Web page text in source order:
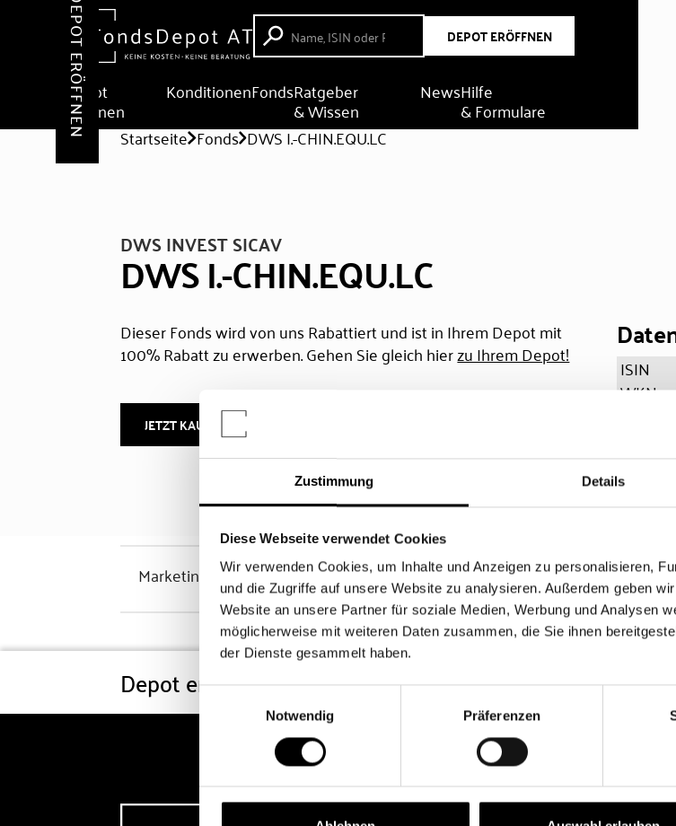
Zustimmung Details
Diese Webseite verwendet Cookies
Wir verwenden Cookies, um Inhalte und Anzeigen zu personalisieren,
und die Zugriffe auf unsere Website zu analysieren. Außerdem geben
Website an unsere Partner für soziale Medien, Werbung und Analysen
möglicherweise mit weiteren Daten zusammen, die Sie ihnen
der Dienste gesammelt haben.
Einwilligungsauswahl
Notwendig
Präferenzen
DEPOT ERÖFFNEN
Depot
eröffnen
KonditionenFondsRatgeber
& Wissen
NewsHilfe
& Formulare
DEPOT ERÖFFNEN Startseite Fonds DWS I.-CHIN.EQU.LC
DWS INVEST SICAV
DWS I.-CHIN.EQU.LC
Dieser Fonds wird von uns Rabattiert und ist in Ihrem Depot mit
100% Rabatt zu erwerben. Gehen Sie gleich hierzu Ihrem Depot!
JETZT KAUFEN
ISIN
WKN
Marketinghinweis
Depot eröffnen Konditionen Fonds FAQ
DEPOT